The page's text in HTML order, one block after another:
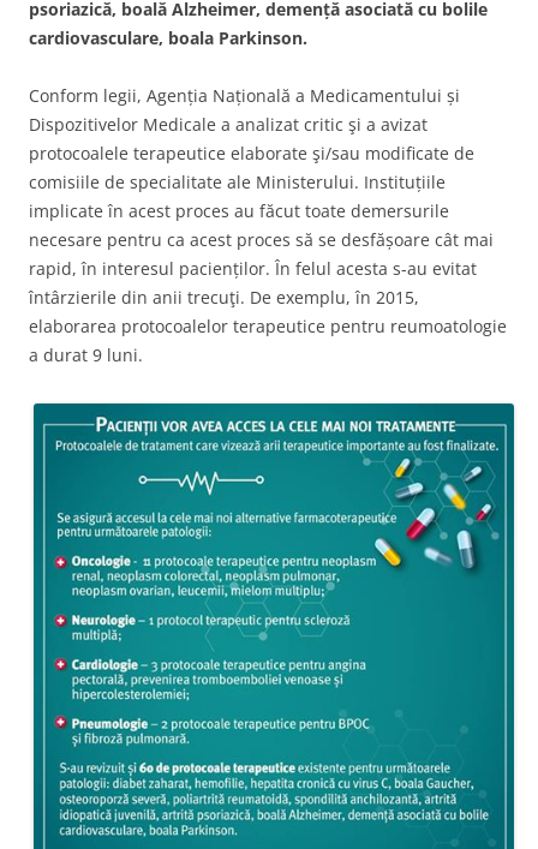
psoriazică, boală Alzheimer, demență asociată cu bolile
cardiovasculare, boala Parkinson.
Conform legii, Agenția Națională a Medicamentului și
Dispozitivelor Medicale a analizat critic şi a avizat
protocoalele terapeutice elaborate şi/sau modificate de
comisiile de specialitate ale Ministerului. Instituțiile
implicate în acest proces au făcut toate demersurile
necesare pentru ca acest proces să se desfășoare cât mai
rapid, în interesul pacienților. În felul acesta s-au evitat
întârzierile din anii trecuţi. De exemplu, în 2015,
elaborarea protocoalelor terapeutice pentru reumoatologie
a durat 9 luni.